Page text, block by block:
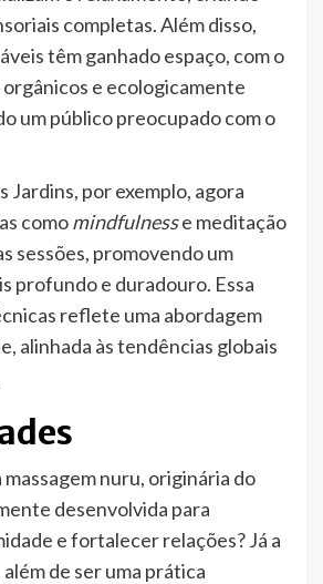
completas. Além disso,
têm ganhado espaço, com o
e ecologicamente
um público preocupado com o
Jardins, por exemplo, agora
comomindfulnesse meditação
sessões, promovendo um
profundo e duradouro. Essa
reflete uma abordagem
alinhada às tendências globais
massagem nuru, originária do
desenvolvida para
e fortalecer relações? Já a
de ser uma prática